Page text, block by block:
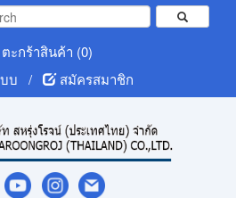
กร้าสินค้า (0)
บ
/ สมัครสมาชิก